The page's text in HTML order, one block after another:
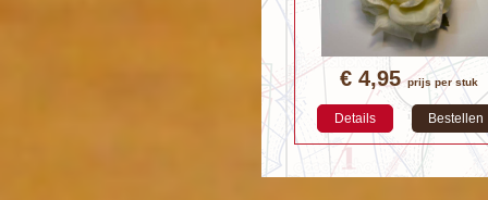
€ 4,95prijs per stuk
Details Bestellen